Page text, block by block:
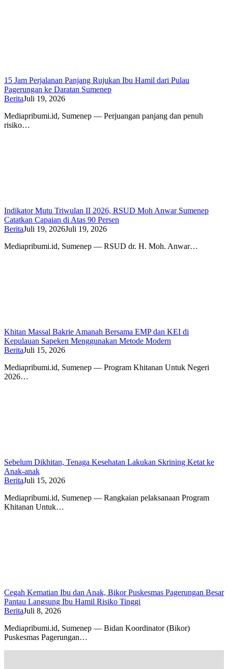
15 Jam Perjalanan Panjang Rujukan Ibu Hamil dari Pulau
Pagerungan ke Daratan Sumenep
BeritaJuli 19, 2026
Mediapribumi.id, Sumenep — Perjuangan panjang dan penuh
risiko…
Indikator Mutu Triwulan II 2026, RSUD Moh Anwar Sumenep
Catatkan Capaian di Atas 90 Persen
BeritaJuli 19, 2026Juli 19, 2026
Mediapribumi.id, Sumenep — RSUD dr. H. Moh. Anwar…
Khitan Massal Bakrie Amanah Bersama EMP dan KEI di
Kepulauan Sapeken Menggunakan Metode Modern
BeritaJuli 15, 2026
Mediapribumi.id, Sumenep — Program Khitanan Untuk Negeri
2026…
Sebelum Dikhitan, Tenaga Kesehatan Lakukan Skrining Ketat ke
Anak-anak
BeritaJuli 15, 2026
Mediapribumi.id, Sumenep — Rangkaian pelaksanaan Program
Khitanan Untuk…
Cegah Kematian Ibu dan Anak, Bikor Puskesmas Pagerungan Besar
Pantau Langsung Ibu Hamil Risiko Tinggi
BeritaJuli 8, 2026
Mediapribumi.id, Sumenep — Bidan Koordinator (Bikor)
Puskesmas Pagerungan…